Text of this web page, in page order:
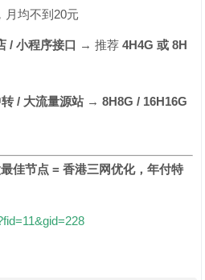
月均不到20元
/ 小程序接口 → 推荐4H4G 或 8H
/ 大流量源站→8H8G / 16H16G
佳节点 = 香港三网优化，年付特